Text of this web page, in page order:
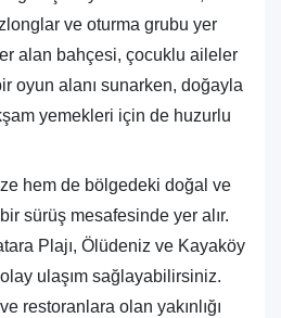
ve oturma grubu yer
alan bahçesi, çocuklu aileler
oyun alanı sunarken, doğayla
yemekleri için de huzurlu
hem de bölgedeki doğal ve
sürüş mesafesinde yer alır.
Plajı, Ölüdeniz ve Kayaköy
ulaşım sağlayabilirsiniz.
restoranlara olan yakınlığı